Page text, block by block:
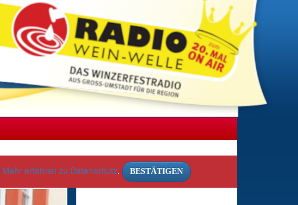
Mehr erfahren zu Datenschutz. BESTÄTIGEN